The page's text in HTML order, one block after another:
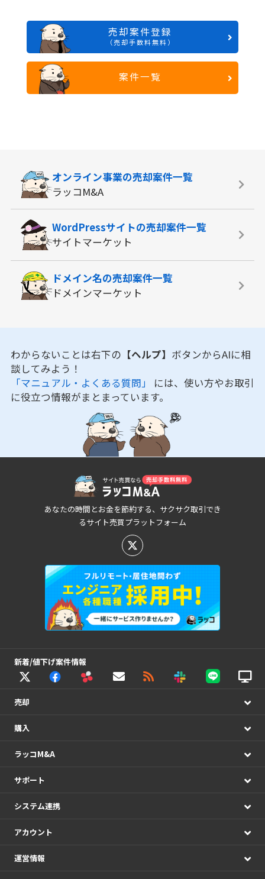
売却案件登録
（売却手数料無料）
案件一覧
オンライン事業の売却案件一覧
ラッコM&A
WordPressサイトの売却案件一覧
サイトマーケット
ドメイン名の売却案件一覧
ドメインマーケット
わからないことは右下の 【ヘルプ】 ボタンからAIに相
談してみよう！
「マニュアル・よくある質問」 には、使い方やお取引
に役立つ情報がまとまっています。
あなたの時間とお金を節約する、サクサク取引でき
るサイト売買プラットフォーム
新着/値下げ案件情報
売却
購入
ラッコM&A
サポート
システム連携
アカウント
運営情報